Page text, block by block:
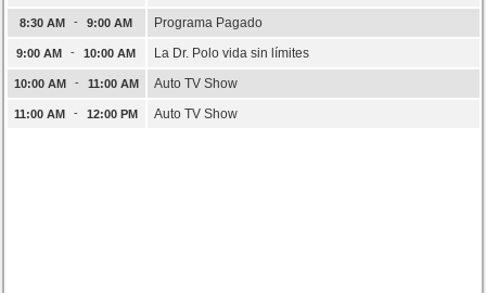
8:30 AM - 9:00 AM Programa Pagado
9:00 AM - 10:00 AM La Dr. Polo vida sin límites
10:00 AM - 11:00 AM Auto TV Show
11:00 AM - 12:00 PM Auto TV Show